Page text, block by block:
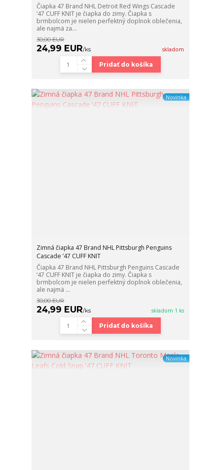
Čiapka 47 Brand NHL Detroit Red Wings Cascade
’47 CUFF KNIT je čiapka do zimy. Čiapka s
brmbolcom je nielen perfektný doplnok oblečenia,
ale najmä za...
30,00 EUR
24,99 EUR/ks skladom
Pridať do košíka
Novinka
Zimná čiapka 47 Brand NHL Pittsburgh Penguins
Cascade ’47 CUFF KNIT
Čiapka 47 Brand NHL Pittsburgh Penguins Cascade
’47 CUFF KNIT je čiapka do zimy. Čiapka s
brmbolcom je nielen perfektný doplnok oblečenia,
ale najmä ...
30,00 EUR
24,99 EUR/ks skladom 1 ks
Pridať do košíka
Novinka